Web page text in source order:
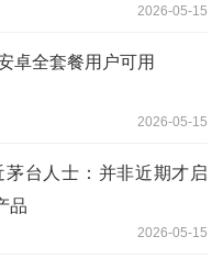
2026-05-15
卓全套餐用户可用
2026-05-15
台人士：并非近期才启
品
2026-05-15